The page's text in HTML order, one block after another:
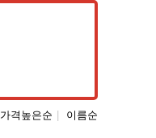
가격높은순 이름순